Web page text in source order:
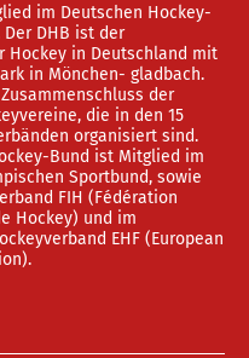
im Deutschen Hockey-
Der DHB ist der
Hockey in Deutschland mit
in Mönchen- gladbach.
der
die in den 15
organisiert sind.
Bund ist Mitglied im
Sportbund, sowie
FIH (Fédération
Hockey) und im
EHF (European